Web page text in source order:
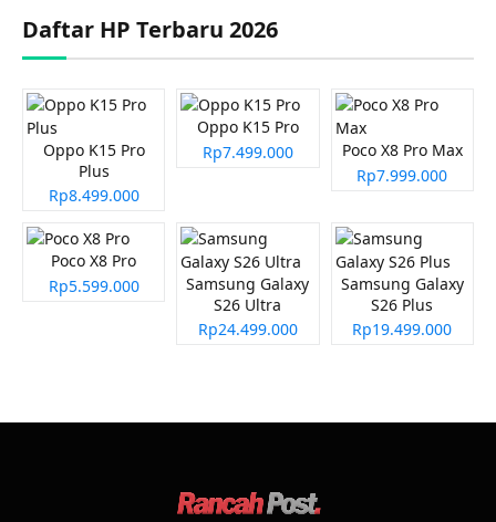
Daftar HP Terbaru 2026
Oppo K15 Pro
Plus
Rp8.499.000
Oppo K15 Pro
Rp7.499.000
Poco X8 Pro Max
Rp7.999.000
Poco X8 Pro
Rp5.599.000
Samsung Galaxy
S26 Ultra
Rp24.499.000
Samsung Galaxy
S26 Plus
Rp19.499.000